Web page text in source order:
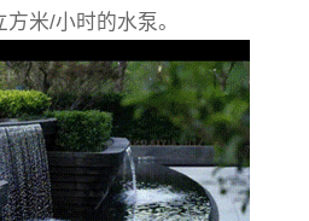
米/小时的水泵。